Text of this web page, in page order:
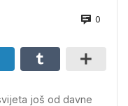
0
još od davne